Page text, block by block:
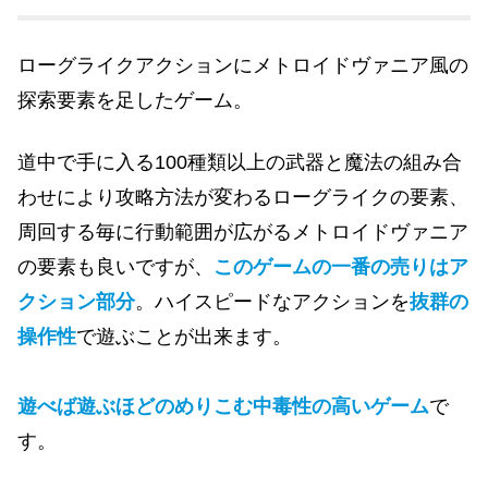
ローグライクアクションにメトロイドヴァニア風の
探索要素を足したゲーム。
道中で手に入る100種類以上の武器と魔法の組み合
わせにより攻略方法が変わるローグライクの要素、
周回する毎に行動範囲が広がるメトロイドヴァニア
の要素も良いですが、 このゲームの一番の売りはア
クション部分。ハイスピードなアクションを抜群の
操作性で遊ぶことが出来ます。
遊べば遊ぶほどのめりこむ中毒性の高いゲームで
す。